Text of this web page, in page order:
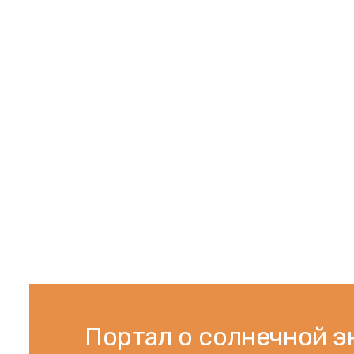
Портал о солнечной